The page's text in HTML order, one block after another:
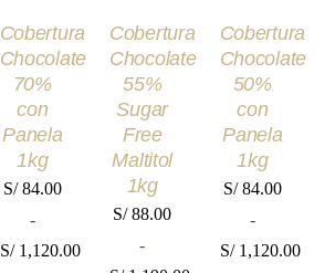
hasta
hasta
VARIANTES.
LAS
OPCIONES
PUEDEN
ELEGIR
EN
LA
PÁGINA
DE
Cobertura
Chocolate
70%
con
Panela
1kg
S/84.00
-
S/1,120.00
VARIANTES.
LAS
OPCIONES
SE
PUEDEN
ELEGIR
EN
LA
PÁGINA
DE
Cobertura
Chocolate
55%
Sugar
Free
Maltitol
1kg
S/88.00
-
LAS
OPCIONES
PUEDEN
ELEGIR
EN
LA
PÁGINA
DE
Cobertura
Chocolate
50%
con
Panela
1kg
S/84.00
-
S/1,120.00